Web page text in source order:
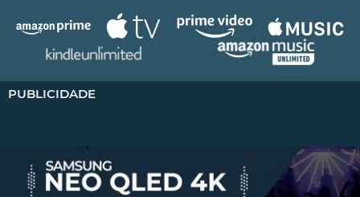
PUBLICIDADE